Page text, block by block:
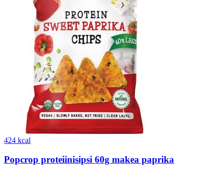
424 kcal
Popcrop proteiinisipsi 60g makea paprika